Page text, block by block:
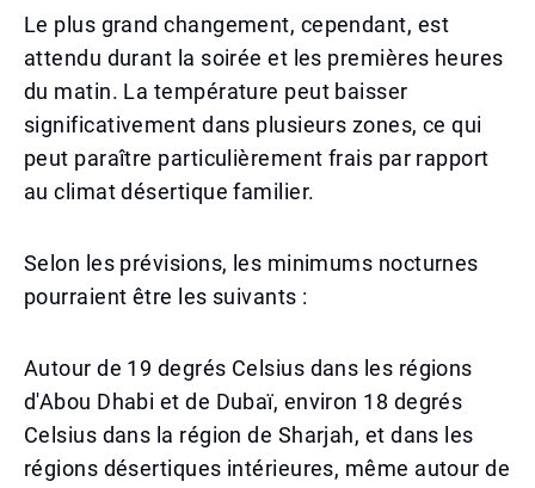
Le plus grand changement, cependant, est
attendu durant la soirée et les premières heures
du matin. La température peut baisser
significativement dans plusieurs zones, ce qui
peut paraître particulièrement frais par rapport
au climat désertique familier.
Selon les prévisions, les minimums nocturnes
pourraient être les suivants :
Autour de 19 degrés Celsius dans les régions
d'Abou Dhabi et de Dubaï, environ 18 degrés
Celsius dans la région de Sharjah, et dans les
régions désertiques intérieures, même autour de